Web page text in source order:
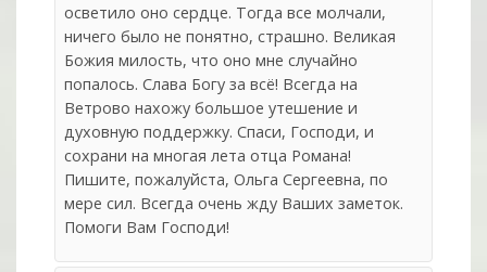
осветило оно сердце. Тогда все молчали,
ничего было не понятно, страшно. Великая
Божия милость, что оно мне случайно
попалось. Слава Богу за всё! Всегда на
Ветрово нахожу большое утешение и
духовную поддержку. Спаси, Господи, и
сохрани на многая лета отца Романа!
Пишите, пожалуйста, Ольга Сергеевна, по
мере сил. Всегда очень жду Ваших заметок.
Помоги Вам Господи!